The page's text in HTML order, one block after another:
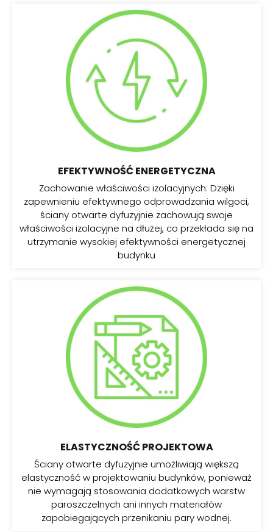
EFEKTYWNOŚĆ ENERGETYCZNA
Zachowanie właściwości izolacyjnych: Dzięki
zapewnieniu efektywnego odprowadzania wilgoci,
ściany otwarte dyfuzyjnie zachowują swoje
właściwości izolacyjne na dłużej, co przekłada się na
utrzymanie wysokiej efektywności energetycznej
budynku
ELASTYCZNOŚĆ PROJEKTOWA
Ściany otwarte dyfuzyjnie umożliwiają większą
elastyczność w projektowaniu budynków, ponieważ
nie wymagają stosowania dodatkowych warstw
paroszczelnych ani innych materiałów
zapobiegających przenikaniu pary wodnej.